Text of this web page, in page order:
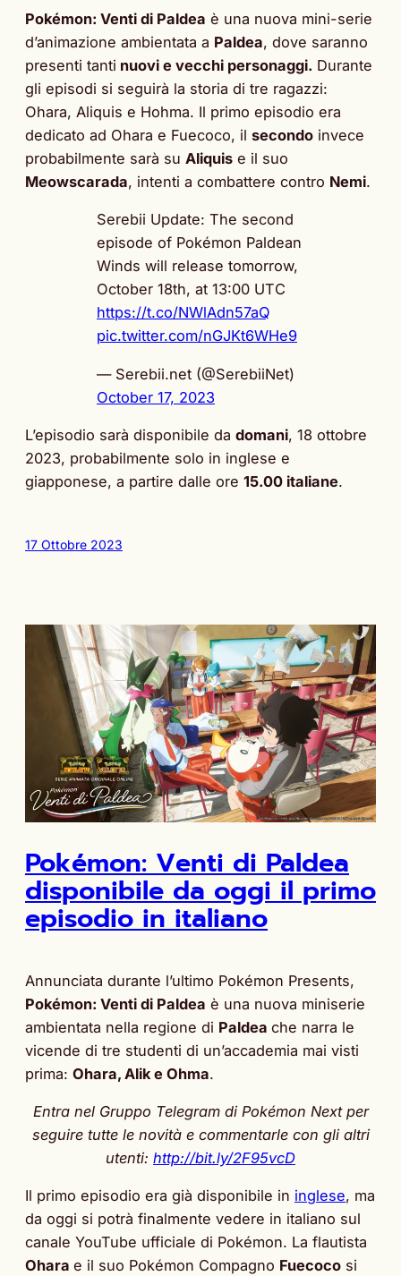
Pokémon: Venti di Paldea è una nuova mini-serie
d’animazione ambientata a Paldea, dove saranno
presenti tanti nuovi e vecchi personaggi. Durante
gli episodi si seguirà la storia di tre ragazzi:
Ohara, Aliquis e Hohma. Il primo episodio era
dedicato ad Ohara e Fuecoco, il secondo invece
probabilmente sarà su Aliquis e il suo
Meowscarada, intenti a combattere contro Nemi.
Serebii Update: The second
episode of Pokémon Paldean
Winds will release tomorrow,
October 18th, at 13:00 UTC
https://t.co/NWlAdn57aQ
pic.twitter.com/nGJKt6WHe9
— Serebii.net (@SerebiiNet)
October 17, 2023
L’episodio sarà disponibile da domani, 18 ottobre
2023, probabilmente solo in inglese e
giapponese, a partire dalle ore 15.00 italiane.
17 Ottobre 2023
Pokémon: Venti di Paldea
disponibile da oggi il primo
episodio in italiano
Annunciata durante l’ultimo Pokémon Presents,
Pokémon: Venti di Paldea è una nuova miniserie
ambientata nella regione di Paldea che narra le
vicende di tre studenti di un’accademia mai visti
prima: Ohara, Alik e Ohma.
Entra nel Gruppo Telegram di Pokémon Next per
seguire tutte le novità e commentarle con gli altri
utenti: http://bit.ly/2F95vcD
Il primo episodio era già disponibile in inglese, ma
da oggi si potrà finalmente vedere in italiano sul
canale YouTube ufficiale di Pokémon. La flautista
Ohara e il suo Pokémon Compagno Fuecoco si